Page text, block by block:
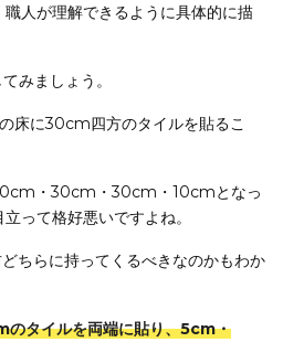
人が理解できるように具体的に描
みましょう。
床に30cm四方のタイルを貼るこ
・30cm・30cm・10cmとなっ
って格好悪いですよね。
ちらに持ってくるべきなのかもわか
のタイルを両端に貼り、5cm・